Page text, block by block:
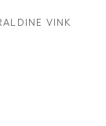
VINK